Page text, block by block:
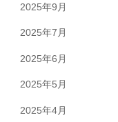
2025年9月
2025年7月
2025年6月
2025年5月
2025年4月